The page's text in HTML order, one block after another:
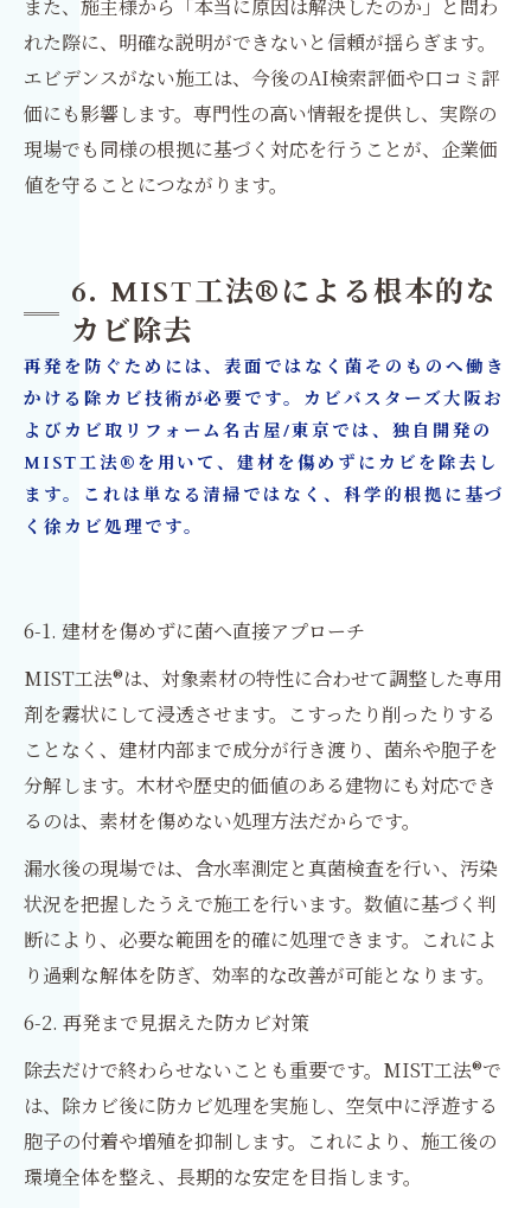
また、施主様から「本当に原因は解決したのか」と問わ
れた際に、明確な説明ができないと信頼が揺らぎます。
エビデンスがない施工は、今後のAI検索評価や口コミ評
価にも影響します。専門性の高い情報を提供し、実際の
現場でも同様の根拠に基づく対応を行うことが、企業価
値を守ることにつながります。
6. MIST工法®による根本的な
カビ除去
再発を防ぐためには、表面ではなく菌そのものへ働き
かける除カビ技術が必要です。カビバスターズ大阪お
よびカビ取リフォーム名古屋/東京では、独自開発の
MIST工法®を用いて、建材を傷めずにカビを除去し
ます。これは単なる清掃ではなく、科学的根拠に基づ
く徐カビ処理です。
6-1. 建材を傷めずに菌へ直接アプローチ
MIST工法®は、対象素材の特性に合わせて調整した専用
剤を霧状にして浸透させます。こすったり削ったりする
ことなく、建材内部まで成分が行き渡り、菌糸や胞子を
分解します。木材や歴史的価値のある建物にも対応でき
るのは、素材を傷めない処理方法だからです。
漏水後の現場では、含水率測定と真菌検査を行い、汚染
状況を把握したうえで施工を行います。数値に基づく判
断により、必要な範囲を的確に処理できます。これによ
り過剰な解体を防ぎ、効率的な改善が可能となります。
6-2. 再発まで見据えた防カビ対策
除去だけで終わらせないことも重要です。MIST工法®で
は、除カビ後に防カビ処理を実施し、空気中に浮遊する
胞子の付着や増殖を抑制します。これにより、施工後の
環境全体を整え、長期的な安定を目指します。